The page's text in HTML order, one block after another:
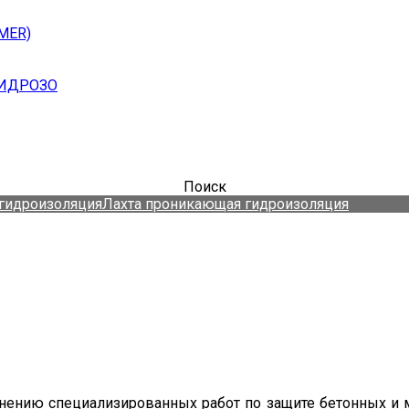
Поиск
Лахта проникающая гидроизоляция
специализированных работ по защите бетонных и